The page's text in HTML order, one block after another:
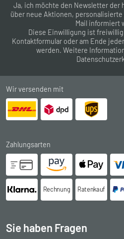
Ja, ich möchte den Newsletter der
über neue Aktionen,
Mail informiert
Diese Einwilligung ist
Kontaktformular oder am Ende
werden. Weitere
Wir versenden mit
Zahlungsarten
Rechnung Ratenkauf
Sie haben Fragen